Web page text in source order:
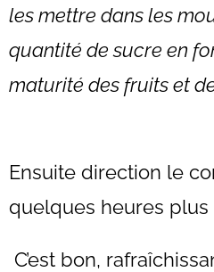
les mettre dans les
quantité de sucre en
maturité des fruits et
Ensuite direction le
quelques heures plus
C’est bon,